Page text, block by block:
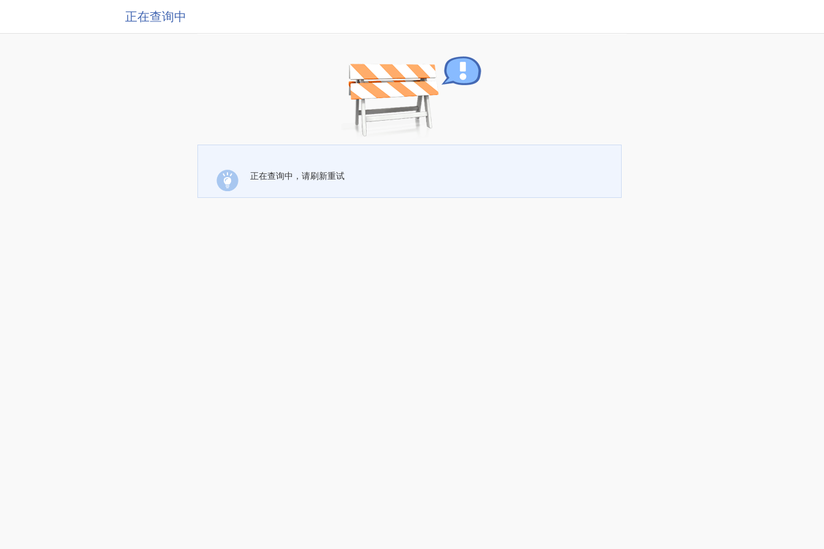
正在查询中
正在查询中，请刷新重试